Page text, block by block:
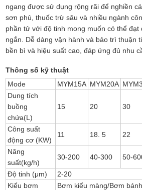
ngang được sử dụng rộng rãi để nghiền
sơn phủ, thuốc trừ sâu và nhiều ngành
phần tử với độ tinh mong muốn có thể đạt
ngắn. Dễ dàng vận hành và bảo trì thuận
bền bì và hiệu suất cao, đáp ứng đủ nhu
Thông số kỹ thuật
Mode
MYM15A MYM20A
Dung tích
buồng
chứa(L)
15 20 30
Công suất
động cơ (KW)
11 18. 5 22
Năng
suất(kg/h)
30-200 40-300 50-
Độ tinh (μm)
2-20
Kiểu bơm
Bơm kiểu màng/Bơm